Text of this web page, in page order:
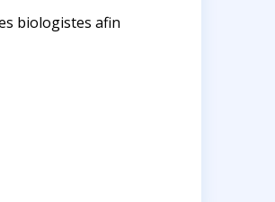
biologistes afin